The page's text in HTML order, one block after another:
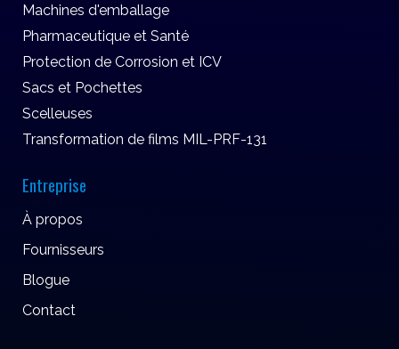
Machines d'emballage
Pharmaceutique et Santé
Protection de Corrosion et ICV
Sacs et Pochettes
Scelleuses
Transformation de films MIL-PRF-131
Entreprise
À propos
Fournisseurs
Blogue
Contact